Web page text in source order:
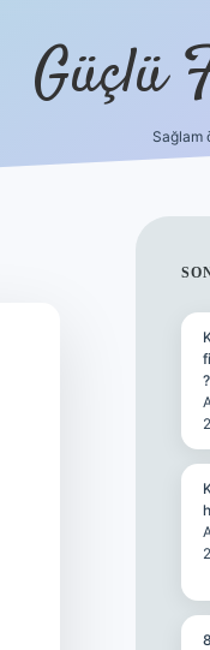
Güçlü
Sağlam
?